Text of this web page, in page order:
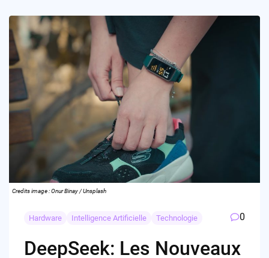
Credits image : Onur Binay / Unsplash
Hardware Intelligence Artificielle Technologie 0
DeepSeek: Les Nouveaux